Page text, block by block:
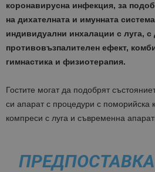
коронавирусна инфекция, за
на дихателната и имунната
индивидуални инхалации с луга, с
противовъзпалителен ефект,
гимнастика и физиотерапия.
Гостите могат да подобрят
си апарат с процедури с поморийска
компреси с луга и съвременна